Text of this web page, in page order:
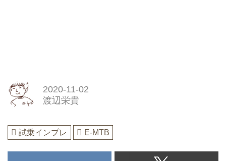
2020-11-02
渡辺栄貴
試乗インプレ E-MTB